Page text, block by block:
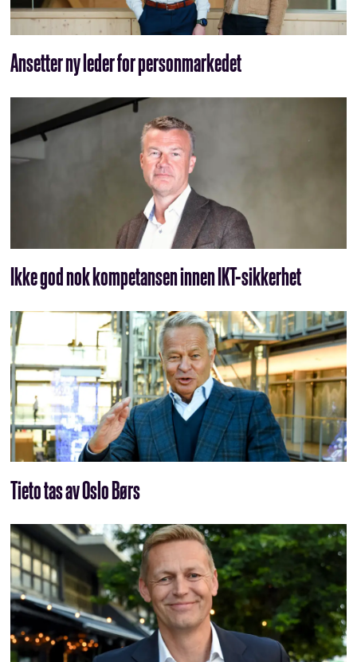
Ansetter ny leder for personmarkedet
Ikke god nok kompetansen innen IKT-sikkerhet
Tieto tas av Oslo Børs